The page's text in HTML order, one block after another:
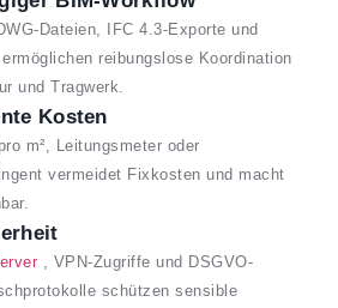
Dateien, IFC 4.3-Exporte und
reibungslose Koordination
und Tragwerk.
Kosten
m², Leitungsmeter oder
vermeidet Fixkosten und macht
, VPN-Zugriffe und DSGVO-
schützen sensible